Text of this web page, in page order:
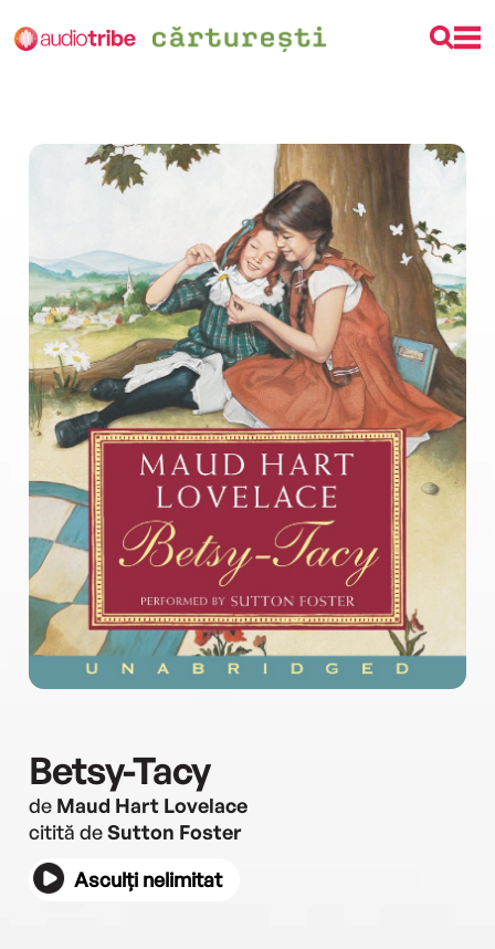
Betsy-Tacy
de Maud Hart Lovelace
citită deSutton Foster
Asculți nelimitat